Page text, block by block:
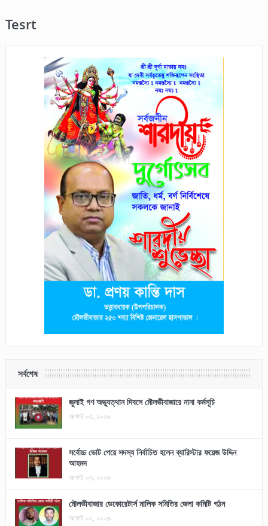
Tesrt
সর্বশেষ
জুলাই গণ অভ্যুত্থান দিবসে মৌলভীবাজারে নানা কর্মসূচি
আগস্ট ০৫, ২০২৬
সর্বোচ্চ ভোট পেয়ে সদস্য নির্বাচিত হলেন ব্যারিস্টার ফয়েজ উদ্দিন
আহমদ
আগস্ট ০৩, ২০২৬
মৌলভীবাজার ডেকোরেটার্স মালিক সমিতির জেলা কমিটি গঠন
আগস্ট ০২, ২০২৬